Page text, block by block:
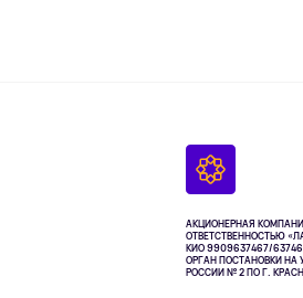
АКЦИОНЕРНАЯ
ОТВЕТСТВЕННОСТЬЮ
КИО 9909637467/63746
ОРГАН ПОСТАНОВКИ НА
РОССИИ № 2 ПО Г.